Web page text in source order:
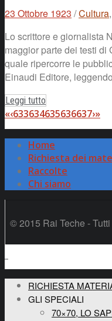
23 Ottobre 1923 /Cultura,
Lo scrittore e giornalista
maggior parte dei testi
quale ripercorre le
Einaudi Editore,
Leggi tutto
«‹633634635636637›»
Home
Richiesta dei
Raccolte
Chi siamo
© 2015 Rai Teche -
RICHIESTA
GLI SPECIALI
70×70, LO